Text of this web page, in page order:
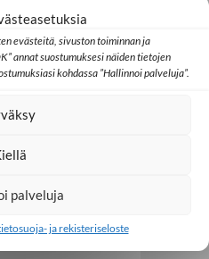
evästeitä, sivuston toiminnan ja
annat suostumuksesi näiden tietojen
kohdassa ”Hallinnoi palveluja”.
palveluja
ja rekisteriseloste
Uskonto